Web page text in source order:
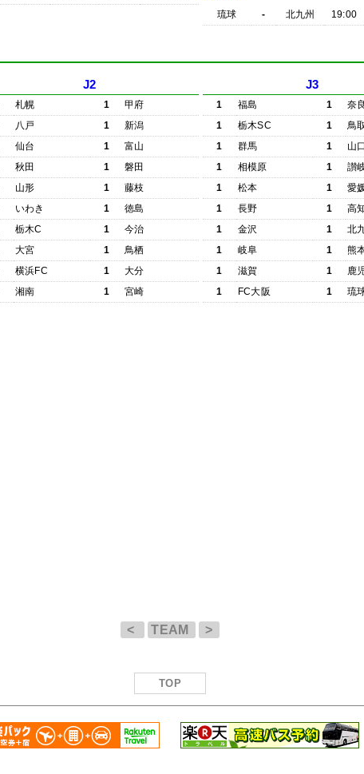
琉球
- 北九州 19:00
J2
札幌 1
甲府
八戸 1
新潟
仙台 1
富山
秋田 1
磐田
山形 1
藤枝
いわき 1
徳島
栃木C 1
今治
大宮 1
鳥栖
横浜FC 1
大分
湘南 1 宮崎
J3
1 福島 1
奈良
1
栃木SC 1
鳥
1
群馬 1
山口
1
相模原 1
讃
1
松本 1
愛
1
長野 1
高
1
金沢 1
北
1
岐阜 1
熊
1
滋賀 1
鹿
1
FC大阪 1 琉
< TEAM >
TOP